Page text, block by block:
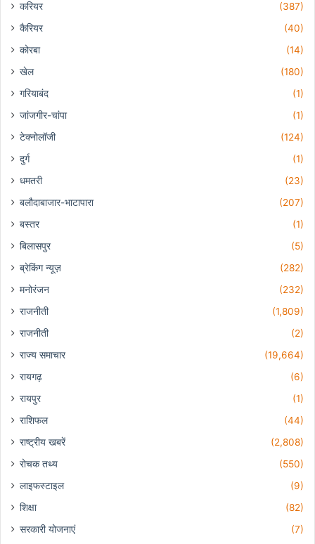
करियर
(387)
कैरियर
(40)
कोरबा
(14)
खेल
(180)
गरियाबंद
(1)
जांजगीर-चांपा
(1)
टेक्नोलॉजी
(124)
दुर्ग
(1)
धमतरी
(23)
बलौदाबाजार-भाटापारा
(207)
बस्तर
(1)
बिलासपुर
(5)
ब्रेकिंग न्यूज़
(282)
मनोरंजन
(232)
राजनीती
(1,809)
राजनीती
(2)
राज्य समाचार
(19,664)
रायगढ़
(6)
रायपुर
(1)
राशिफल
(44)
राष्ट्रीय खबरें
(2,808)
रोचक तथ्य
(550)
लाइफस्टाइल
(9)
शिक्षा
(82)
सरकारी योजनाएं
(7)